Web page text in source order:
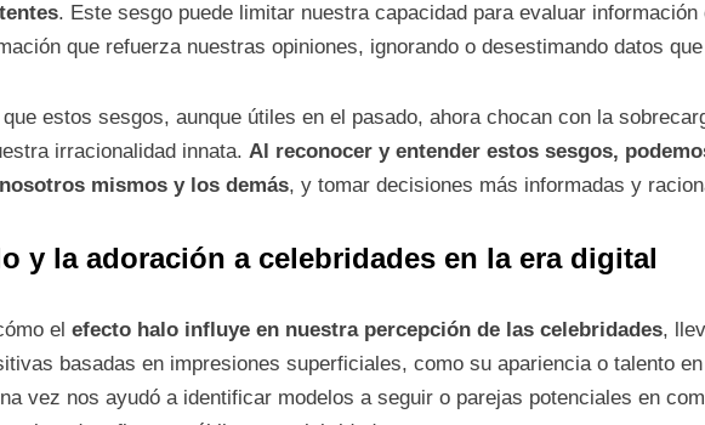
. Este sesgo puede limitar nuestra capacidad para evaluar
que refuerza nuestras opiniones, ignorando o desestimando datos
estos sesgos, aunque útiles en el pasado, ahora chocan con la
irracionalidad innata. Al reconocer y entender estos sesgos,
mismos y los demás, y tomar decisiones más informadas y
y la adoración a celebridades en la era digital
el efecto halo influye en nuestra percepción de las celebridades,
basadas en impresiones superficiales, como su apariencia o talento
vez nos ayudó a identificar modelos a seguir o parejas potenciales en